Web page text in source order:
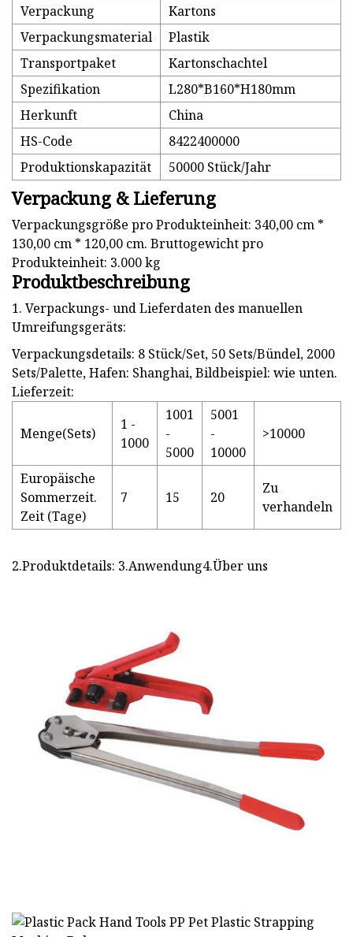
Verpackung
Kartons
Verpackungsmaterial
Plastik
Transportpaket
Kartonschachtel
Spezifikation
L280*B160*H180mm
Herkunft
China
HS-Code
8422400000
Produktionskapazität
50000 Stück/Jahr
Verpackung & Lieferung
Verpackungsgröße pro Produkteinheit: 340,00 cm *
130,00 cm * 120,00 cm. Bruttogewicht pro
Produkteinheit: 3.000 kg
Produktbeschreibung
1. Verpackungs- und Lieferdaten des manuellen
Umreifungsgeräts:
Verpackungsdetails: 8 Stück/Set, 50 Sets/Bündel, 2000
Sets/Palette, Hafen: Shanghai, Bildbeispiel: wie unten.
Lieferzeit:
Menge(Sets)
1 -
1000
1001
-
5000
5001
-
10000
>10000
Europäische
Sommerzeit.
Zeit (Tage)
7 15 20
Zu
verhandeln
2.Produktdetails: 3.Anwendung4.Über uns